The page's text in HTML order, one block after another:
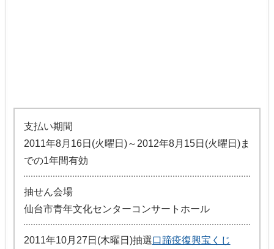
支払い期間
2011年8月16日(火曜日)～2012年8月15日(火曜日)ま
での1年間有効
抽せん会場
仙台市青年文化センターコンサートホール
2011年10月27日(木曜日)抽選口蹄疫復興宝くじ